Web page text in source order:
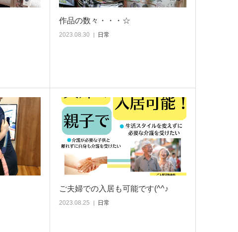
作品の数々・・・☆
2023.08.30 日常
ご夫婦での入居も可能です(^^♪
2023.08.25 日常